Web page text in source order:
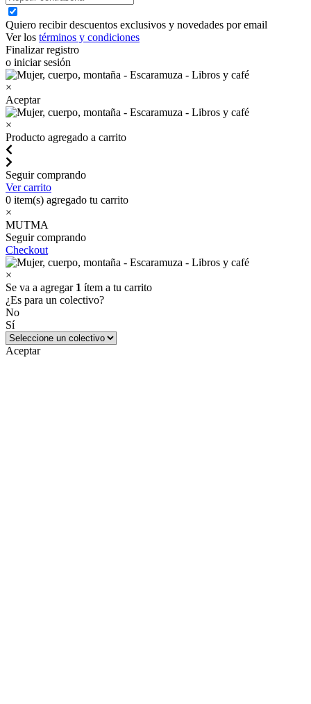
Quiero recibir descuentos exclusivos y novedades por email
Ver los términos y condiciones
Finalizar registro
o iniciar sesión
×
Aceptar
×
Producto agregado a carrito
Seguir comprando
Ver carrito
0 item(s) agregado tu carrito
×
MUTMA
Seguir comprando
Checkout
×
Se va a agregar 1 ítem a tu carrito
¿Es para un colectivo?
No
Sí
Aceptar